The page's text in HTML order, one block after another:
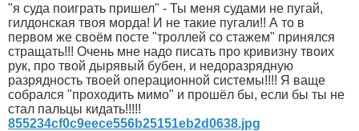
"я суда поиграть пришел" - Ты меня судами не пугай,
гилдонская твоя морда! И не такие пугали!! А то в
первом же своём посте "троллей со стажем" принялся
стращать!!! Очень мне надо писать про кривизну твоих
рук, про твой дырявый бубен, и недоразрядную
разрядность твоей операционной системы!!!! Я ваще
собрался "проходить мимо" и прошёл бы, если бы ты не
стал пальцы кидать!!!!!
855234cf0c9eece556b25151eb2d0638.jpg